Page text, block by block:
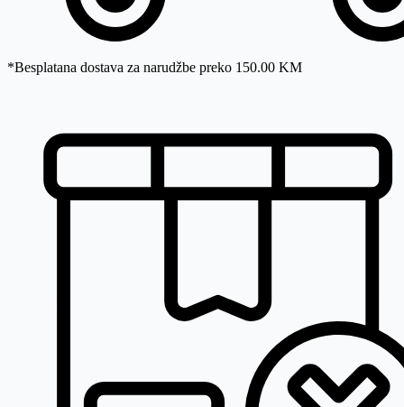
*Besplatana dostava za narudžbe preko 150.00 KM